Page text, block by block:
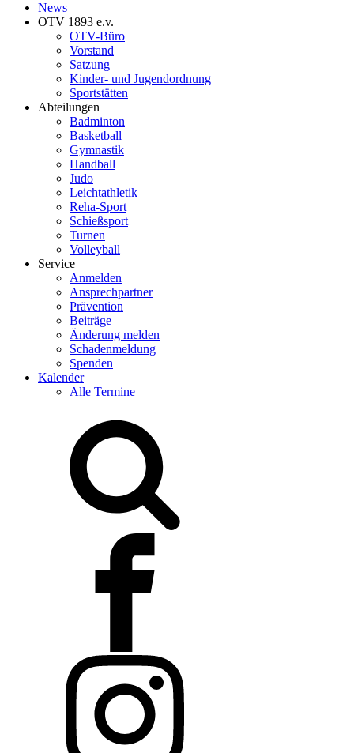
News
OTV 1893 e.v.
OTV-Büro
Vorstand
Satzung
Kinder- und Jugendordnung
Sportstätten
Abteilungen
Badminton
Basketball
Gymnastik
Handball
Judo
Leichtathletik
Reha-Sport
Schießsport
Turnen
Volleyball
Service
Anmelden
Ansprechpartner
Prävention
Beiträge
Änderung melden
Schadenmeldung
Spenden
Kalender
Alle Termine